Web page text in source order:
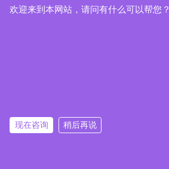
欢迎来到本网站，请问有什么可以帮您？
现在咨询 稍后再说